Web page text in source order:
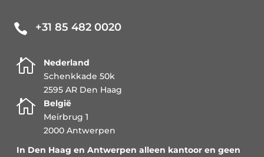
 +31 85 482 0020

Nederland
Schenkkade 50k
2595 AR Den Haag

België
Meirbrug 1
2000 Antwerpen
In Den Haag en Antwerpen alleen kantoor en geen